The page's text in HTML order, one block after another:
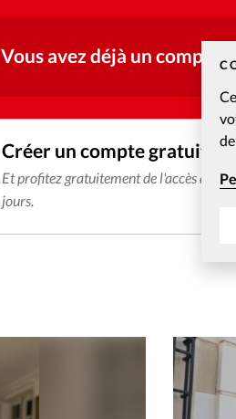
Vous avez déjà un compte ?
Créer un compte
Et profitez gratuitement de l'accès aux
jours.